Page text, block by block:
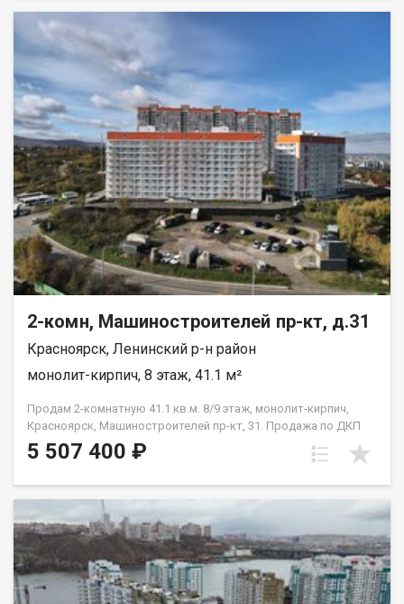
доступность до других районов города. Близость знаковых
мест отдыха, досуга и развлечений - заповедник «Столбы»,
Фанпарк «Бобровый лог» и парк флоры и фауны «Роев ручей».
Благоустроенная набережная протяженностью 1450 метров
вдоль реки Енисей и 500 метров вдоль реки Базаиха с
организованными спусками к воде и остановкой речного
пассажирского транспорта возле ледовой арены. Сеть
пешеходных и велосипедно-роликовых дорожек по всему
району. Бесшумные современные лифты. Наземные
автостоянки на 175 и 297 машино-мест.
2-комн, Машиностроителей пр-кт, д.31
Красноярск, Ленинский р-н район
монолит-кирпич, 8 этаж, 41.1 м²
Продам 2-комнатную 41.1 кв.м. 8/9 этаж, монолит-кирпич,
Красноярск, Машиностроителей пр-кт, 31. Продажа по ДКП
НЕ ОТ ЗАСТРОЙЩИКА
5 507 400 ₽